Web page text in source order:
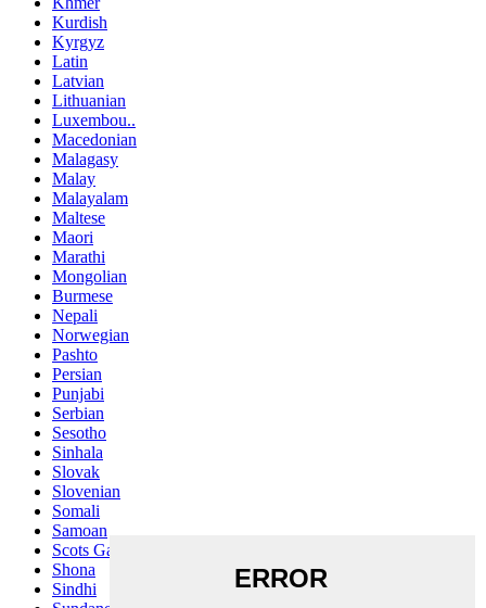
Kurdish
Kyrgyz
Latin
Latvian
Lithuanian
Luxembou..
Macedonian
Malagasy
Malay
Malayalam
Maltese
Maori
Marathi
Mongolian
Burmese
Nepali
Norwegian
Pashto
Persian
Punjabi
Serbian
Sesotho
Sinhala
Slovak
Slovenian
Somali
Samoan
Scots Gaelic
Shona
Sindhi